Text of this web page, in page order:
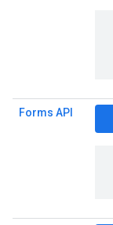
Forms API